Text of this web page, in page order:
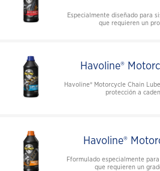
Especialmente diseñado para
que requieren un
Havoline®
Havoline® Motorcycle Chain
protección a
Havoline®
Fformulado especialmente
que requieren un